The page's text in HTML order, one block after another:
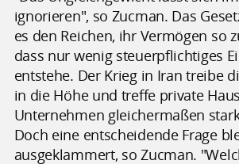
ignorieren", so Zucman. Das
es den Reichen, ihr Vermögen so
dass nur wenig steuerpflichtiges
entstehe. Der Krieg in Iran treibe
in die Höhe und treffe private
Unternehmen gleichermaßen
Doch eine entscheidende Frage
ausgeklammert, so Zucman.